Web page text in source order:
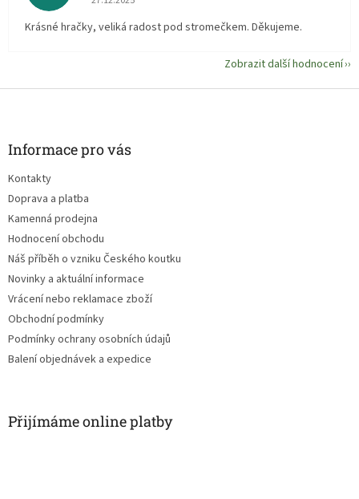
KLADIVO půjčím
se lekne a zaleze
do dírky.
Krásné hračky, veliká radost pod stromečkem. Děkujeme.
Zobrazit další hodnocení
Informace pro vás
Kontakty
Doprava a platba
Kamenná prodejna
Hodnocení obchodu
Náš příběh o vzniku Českého koutku
Novinky a aktuální informace
Vrácení nebo reklamace zboží
Obchodní podmínky
Podmínky ochrany osobních údajů
Balení objednávek a expedice
Přijímáme online platby